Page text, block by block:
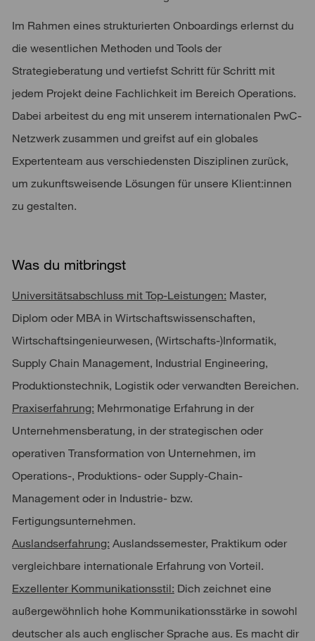
Im Rahmen eines strukturierten Onboardings erlernst du
die wesentlichen Methoden und Tools der
Strategieberatung und vertiefst Schritt für Schritt mit
jedem Projekt deine Fachlichkeit im Bereich Operations.
Dabei arbeitest du eng mit unserem internationalen PwC-
Netzwerk zusammen und greifst auf ein globales
Expertenteam aus verschiedensten Disziplinen zurück,
um zukunftsweisende Lösungen für unsere Klient:innen
zu gestalten.
Was du mitbringst
Universitätsabschluss mit Top-Leistungen: Master,
Diplom oder MBA in Wirtschaftswissenschaften,
Wirtschaftsingenieurwesen, (Wirtschafts-)Informatik,
Supply Chain Management, Industrial Engineering,
Produktionstechnik, Logistik oder verwandten Bereichen.
Praxiserfahrung: Mehrmonatige Erfahrung in der
Unternehmensberatung, in der strategischen oder
operativen Transformation von Unternehmen, im
Operations-, Produktions- oder Supply-Chain-
Management oder in Industrie- bzw.
Fertigungsunternehmen.
Auslandserfahrung: Auslandssemester, Praktikum oder
vergleichbare internationale Erfahrung von Vorteil.
Exzellenter Kommunikationsstil: Dich zeichnet eine
außergewöhnlich hohe Kommunikationsstärke in sowohl
deutscher als auch englischer Sprache aus. Es macht dir